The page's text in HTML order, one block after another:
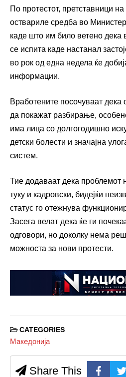
По протестот, претставници
оствариле средба во
каде што им било ветено дека
се испита каде настанал
во рок од една недела ќе
информации.
Вработените посочуваат дека
да покажат разбирање,
има лица со долгогодишно
детски болести и значајна
систем.
Тие додаваат дека проблемот
туку и кадровски, бидејќи
статус го отежнува
Засега велат дека ќе ги
одговори, но доколку нема
можноста за нови протести.
CATEGORIES
Македонија
Share This